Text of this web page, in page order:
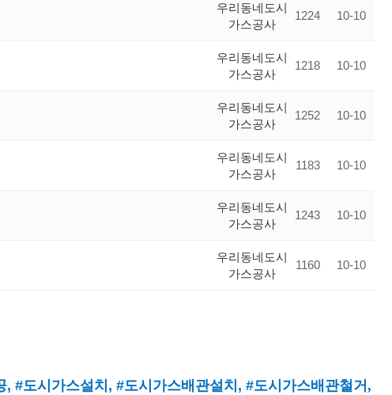
우리동네도시
가스공사
1224 10-10
우리동네도시
가스공사
1218 10-10
우리동네도시
가스공사
1252 10-10
우리동네도시
가스공사
1183 10-10
우리동네도시
가스공사
1243 10-10
우리동네도시
가스공사
1160 10-10
, #도시가스설치 , #도시가스배관설치 , #도시가스배관철거,